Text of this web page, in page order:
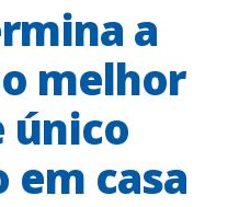
a
melhor
único
casa